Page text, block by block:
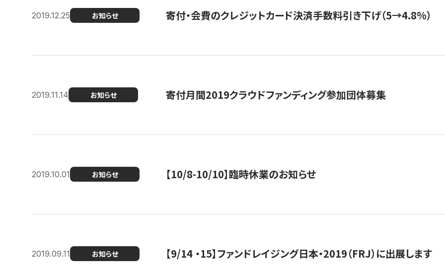
2019.12.25 お知らせ 寄付・会費のクレジットカード決済手数料引き下げ（5→4.8%）
2019.11.14 お知らせ 寄付月間2019クラウドファンディング参加団体募集
2019.10.01 お知らせ 【10/8-10/10】臨時休業のお知らせ
2019.09.11 お知らせ 【9/14 ・15】ファンドレイジング日本・2019（FRJ）に出展します